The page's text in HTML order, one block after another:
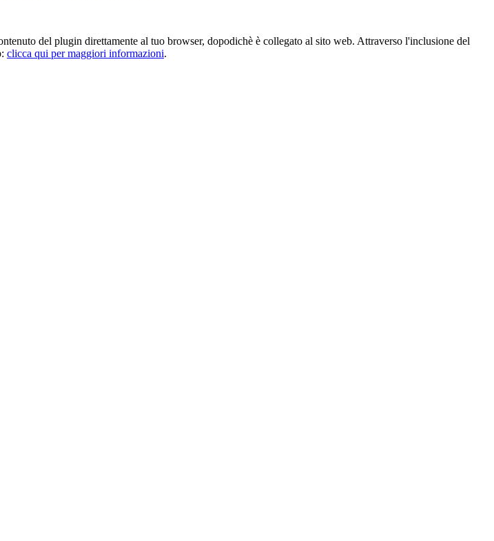
del plugin direttamente al tuo browser, dopodichè è collegato al sito web. Attraverso l'inclusione del
clicca qui per maggiori informazioni.